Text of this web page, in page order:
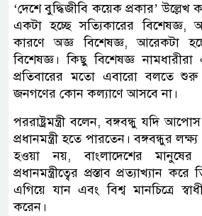
‘দেশে বুদ্ধিজীবি কয়েক প্রকার’ উল্লেখ
একটা হচ্ছে সত্যিকারের বিশেষজ্ঞ,
কারণে অজ্ঞ বিশেষজ্ঞ, আরেকটা
বিশেষজ্ঞ। কিছু বিশেষজ্ঞ
প্রতিবারের মতো এবারো বলতে
জনগণের কোন কল্যাণে আসবে না।
পররাষ্ট্রমন্ত্রী বলেন, বঙ্গবন্ধু যদি
প্রধানমন্ত্রী হতে পারতেন। বঙ্গবন্ধুর লক্ষ্য
হওয়া নয়, বাংলাদেশের
প্রধানমন্ত্রীত্বের প্রস্তাব প্রত্যাখ্যান
এগিয়ে যান এবং বিশ্ব মানচিত্রে
করেন।